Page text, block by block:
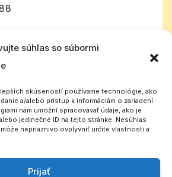
súhlas so súbormi
skúseností používame technológie, ako
a/alebo prístup k informáciám o zariadení.
nám umožní spracovávať údaje, ako je
jedinečné ID na tejto stránke. Nesúhlas
nepriaznivo ovplyvniť určité vlastnosti a
Prijať
1 660